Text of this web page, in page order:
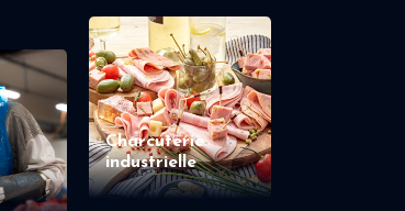
Charcuterie
industrielle